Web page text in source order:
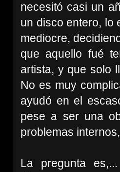
necesitó casi un
un disco entero, lo
mediocre,
que aquello fué
artista, y que solo
No es muy
ayudó en el
pese a ser una
problemas
La pregunta